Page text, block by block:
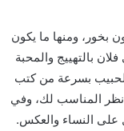
بخور، ومنها ما يكون
بالتهييج والمحبة
بسرعة من كتب
المناسب لك، وفي
النساء والعكس.